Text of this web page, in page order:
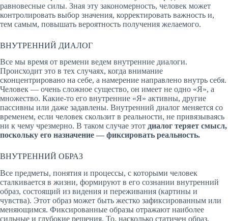
равновесные силы. Зная эту закономерность, человек может
контролировать выбор значения, корректировать важность и,
тем самым, повышать вероятность получения желаемого.
ВНУТРЕННИЙ ДИАЛОГ
Все мы время от времени ведем внутренние диалоги.
Происходит это в тех случаях, когда внимание
сконцентрировано на себе, а намерение направлено внутрь себя.
Человек — очень сложное существо, он имеет не одно «Я», а
множество. Какие-то его внутренние «Я» активны, другие
пассивны или даже задавлены. Внутренний диалог меняется со
временем, если человек скользит в реальности, не привязываясь
ни к чему чрезмерно. В таком случае этот диалог теряет смысл,
поскольку его назначение — фиксировать реальность.
ВНУТРЕННИЙ ОБРАЗ
Все предметы, понятия и процессы, с которыми человек
сталкивается в жизни, формируют в его сознании внутренний
образ, состоящий из видения и переживания (картины и
чувства). Этот образ может быть жестко зафиксированным или
меняющимся. Фиксированные образы отражают наиболее
сильные и глубокие решения. То, насколько статичен образ,